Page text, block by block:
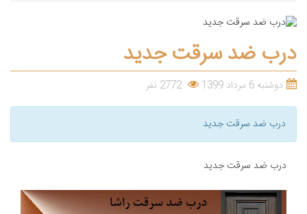
درب ضد سرقت جدید
دوشنبه 6 مرداد 1399 2772 نفر
درب ضد سرقت جدید
درب ضد سرقت جدید